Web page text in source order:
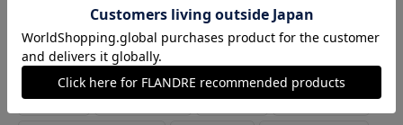
ィネート。今年らしいブラウンでまとめました。イネド定番のジ
ャケットより緩めのシルエットで軽く気軽に羽織っていただけま
す。、
#ニット #ジャケット #パンツ #通勤・仕事